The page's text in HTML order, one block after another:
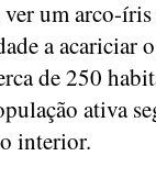
ver um arco-
a acariciar
de 250
ativa
interior.